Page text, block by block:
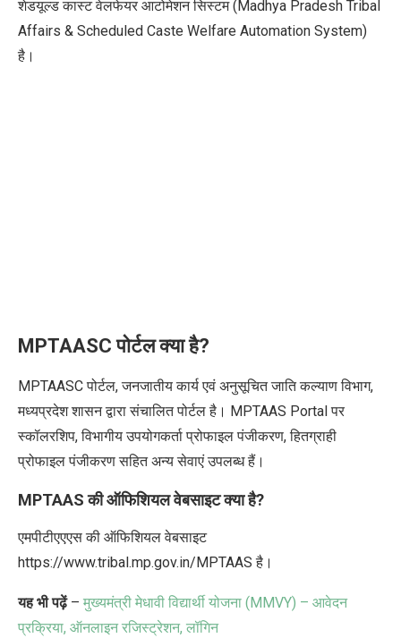
शेडयूल्ड कास्ट वेलफेयर आटोमेशन सिस्‍टम (Madhya Pradesh Tribal
Affairs & Scheduled Caste Welfare Automation System)
है।
MPTAASCपोर्टल क्या है?
MPTAASC पोर्टल, जनजातीय कार्य एवं अनुसूचित जाति कल्याण विभाग,
मध्यप्रदेश शासन द्वारा संचालित पोर्टल है। MPTAAS Portal पर
स्कॉलरशिप, विभागीय उपयोगकर्ता प्रोफाइल पंजीकरण, हितग्राही
प्रोफाइल पंजीकरण सहित अन्य सेवाएं उपलब्ध हैं।
MPTAASकी ऑफिशियल वेबसाइट क्या है?
एमपीटीएएएस की ऑफिशियल वेबसाइट
https://www.tribal.mp.gov.in/MPTAAS है।
यह भी पढ़ें– मुख्यमंत्री मेधावी विद्यार्थी योजना (MMVY) – आवेदन
प्रक्रिया, ऑनलाइन रजिस्ट्रेशन, लॉगिन